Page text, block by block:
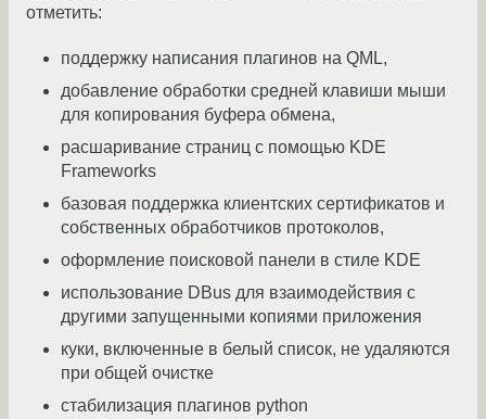
отметить:
поддержку написания плагинов на QML,
добавление обработки средней клавиши мыши
для копирования буфера обмена,
расшаривание страниц с помощью KDE
Frameworks
базовая поддержка клиентских сертификатов и
собственных обработчиков протоколов,
оформление поисковой панели в стиле KDE
использование DBus для взаимодействия с
другими запущенными копиями приложения
куки, включенные в белый список, не удаляются
при общей очистке
стабилизация плагинов python